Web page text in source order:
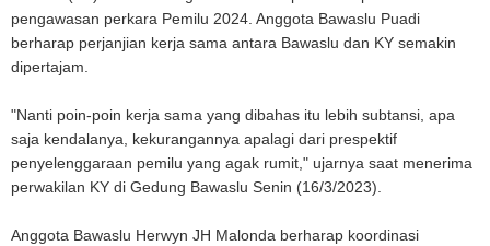
pengawasan perkara Pemilu 2024. Anggota Bawaslu Puadi
berharap perjanjian kerja sama antara Bawaslu dan KY semakin
dipertajam.
"Nanti poin-poin kerja sama yang dibahas itu lebih subtansi, apa
saja kendalanya, kekurangannya apalagi dari prespektif
penyelenggaraan pemilu yang agak rumit," ujarnya saat menerima
perwakilan KY di Gedung Bawaslu Senin (16/3/2023).
Anggota Bawaslu Herwyn JH Malonda berharap koordinasi